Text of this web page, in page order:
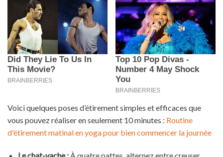
Voici quelques poses d’étirement simples et efficaces que
vous pouvez réaliser en seulement 10 minutes : Routine
d'étirement matinal en yoga pour bien commencer la journée